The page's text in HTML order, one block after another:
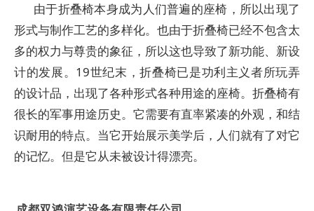
由于折叠椅本身成为人们普遍的座椅，所以出现了
形式与制作工艺的多样化。也由于折叠椅已经不包含太
多的权力与尊贵的象征，所以这也导致了新功能、新设
计的发展。19世纪末，折叠椅已是功利主义者所玩弄
的设计品，出现了各种形式各种用途的座椅。折叠椅有
很长的军事用途历史。它需要有直率紧凑的外观，和结
识耐用的特点。当它开始展示美学后，人们就有了对它
的记忆。但是它从未被设计得漂亮。